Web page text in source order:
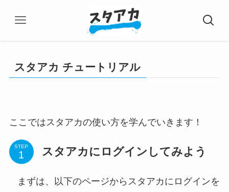
スタアカ チュートリアル
ここではスタアカの使い方を学んでいきます！
STEP スタアカにログインしてみよう
まずは、以下のページからスタアカにログインを